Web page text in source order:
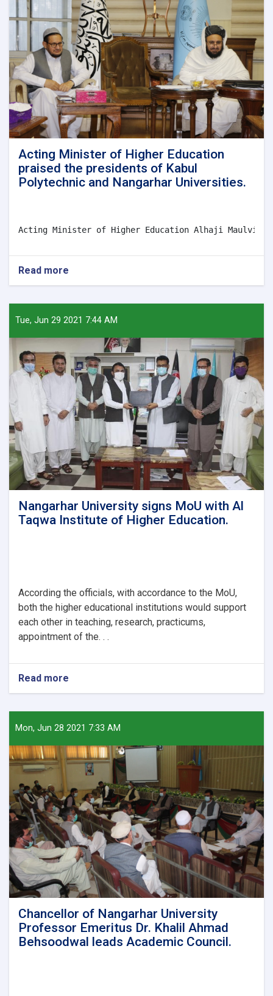
Acting Minister of Higher Education
praised the presidents of Kabul
Polytechnic and Nangarhar Universities.
Acting Minister of Higher Education Alhaji Maulvi
Read more
of
Higher
praised
the
presidents
of
Kabul
Polytechnic
and
Nangarhar
Universities.
Tue, Jun 29 2021 7:44 AM
Nangarhar University signs MoU with Al
Taqwa Institute of Higher Education.
According the officials, with accordance to the MoU,
both the higher educational institutions would support
each other in teaching, research, practicums,
appointment of the. . .
Read more
signs
MoU
Al
Taqwa
Institute
of
Higher
Education.
Mon, Jun 28 2021 7:33 AM
Chancellor of Nangarhar University
Professor Emeritus Dr. Khalil Ahmad
Behsoodwal leads Academic Council.